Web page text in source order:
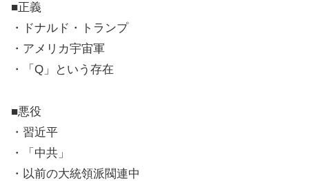
■正義
・ドナルド・トランプ
・アメリカ宇宙軍
・「Q」という存在
■悪役
・習近平
・「中共」
・以前の大統領派閥連中